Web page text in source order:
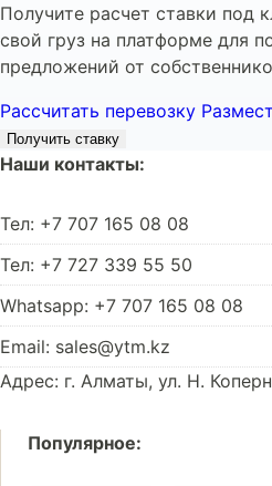
Получите расчет ставки под
свой груз на платформе для
предложений от
Рассчитать перевозку
Получить ставку
Наши контакты:
Тел: +7 707 165 08 08
Тел: +7 727 339 55 50
Whatsapp: +7 707 165 08 08
Email: sales@ytm.kz
Адрес: г. Алматы, ул. Н.
Популярное: